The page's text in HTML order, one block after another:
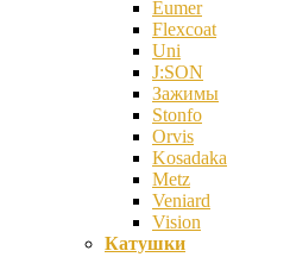
Eumer
Flexcoat
Uni
J:SON
Зажимы
Stonfo
Orvis
Kosadaka
Metz
Veniard
Vision
Катушки